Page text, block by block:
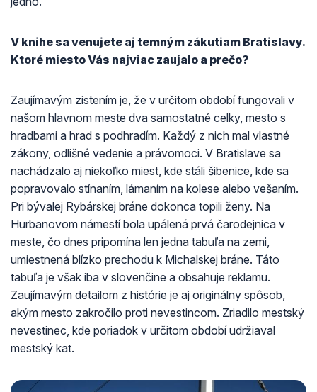
V knihe sa venujete aj temným zákutiam Bratislavy.
Ktoré miesto Vás najviac zaujalo a prečo?
Zaujímavým zistením je, že v určitom období fungovali v
našom hlavnom meste dva samostatné celky, mesto s
hradbami a hrad s podhradím. Každý z nich mal vlastné
zákony, odlišné vedenie a právomoci. V Bratislave sa
nachádzalo aj niekoľko miest, kde stáli šibenice, kde sa
popravovalo stínaním, lámaním na kolese alebo vešaním.
Pri bývalej Rybárskej bráne dokonca topili ženy. Na
Hurbanovom námestí bola upálená prvá čarodejnica v
meste, čo dnes pripomína len jedna tabuľa na zemi,
umiestnená blízko prechodu k Michalskej bráne. Táto
tabuľa je však iba v slovenčine a obsahuje reklamu.
Zaujímavým detailom z histórie je aj originálny spôsob,
akým mesto zakročilo proti nevestincom. Zriadilo mestský
nevestinec, kde poriadok v určitom období udržiaval
mestský kat.